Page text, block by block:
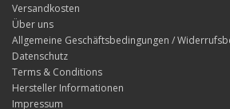
Versandkosten
Über uns
Allgemeine Geschäftsbedingungen /
Datenschutz
Terms & Conditions
Hersteller Informationen
Impressum